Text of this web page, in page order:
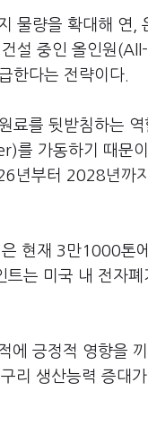
물량을 확대해 연
설 중인 올인원
한다는 전략이다.
료를 뒷받침하는
가동하기 때문
부터 2028년까
현재 3만1000
는 미국 내 전자
에 긍정적 영향을
리 생산능력 증대